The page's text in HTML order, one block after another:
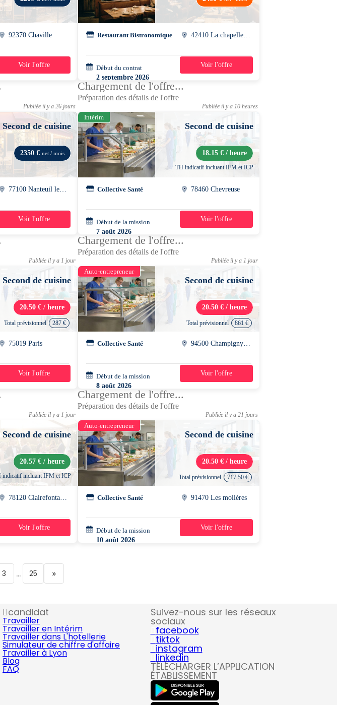
92370 Chaville
42h/semaine
Voir l'offre
Restaurant Bistronomique
Début du contrat
2 septembre 2026
39h/semaine
Voir l'offre
Publiée il y a 26 jours
Second de cuisine
2350 € net / mois
37h/semaine
Voir l'offre
Chargement de l'offre...
Préparation des détails de l'offre
Publiée il y a 10 heures
Intérim
Second de cuisine
18.15 € / heure
TH indicatif incluant IFM et ICP
Collective Santé 78460 Chevreuse
Début de la mission
7 août 2026
07h00 - 18h30
1 jour
Voir l'offre
Publiée il y a 1 jour
Second de cuisine
20.50 € / heure
Total prévisionnel 287 €
75019 Paris
2 jours
Voir l'offre
Chargement de l'offre...
Préparation des détails de l'offre
Publiée il y a 1 jour
Auto-entrepreneur
Second de cuisine
20.50 € / heure
Total prévisionnel 861 €
Collective Santé
Début de la mission
8 août 2026
07h30 - 18h00
3 semaines
Voir l'offre
Publiée il y a 1 jour
Second de cuisine
20.57 € / heure
indicatif incluant IFM et ICP
1 jour
Voir l'offre
Chargement de l'offre...
Préparation des détails de l'offre
Publiée il y a 21 jours
Auto-entrepreneur
Second de cuisine
20.50 € / heure
Total prévisionnel 717.50 €
Collective Santé 91470 Les molières
Début de la mission
10 août 2026
5 jours
Voir l'offre
3 ... 25 »
candidat
Travailler
Travailler en Intérim
Travailler dans L'hotellerie
Simulateur de chiffre d'affaire
Travailler à Lyon
Blog
FAQ
Suivez-nous sur les réseaux
sociaux
facebook
tiktok
instagram
linkedin
TÉLÉCHARGER L’APPLICATION
ÉTABLISSEMENT